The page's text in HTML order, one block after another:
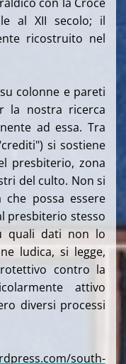
al XII secolo; il
ricostruito nel
colonne e pareti
la nostra ricerca
ad essa. Tra
si sostiene
presbiterio, zona
del culto. Non si
che possa essere
presbiterio stesso
quali dati non lo
ludica, si legge,
contro la
attivo
diversi processi
south-